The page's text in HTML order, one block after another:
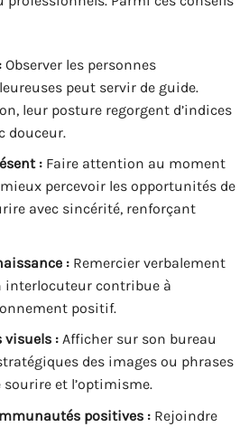
Observer les personnes
peut servir de guide.
leur posture regorgent d’indices
douceur.
:Faire attention au moment
percevoir les opportunités de
avec sincérité, renforçant
:Remercier verbalement
interlocuteur contribue à
positif.
visuels :Afficher sur son bureau
des images ou phrases
et l’optimisme.
positives :Rejoindre